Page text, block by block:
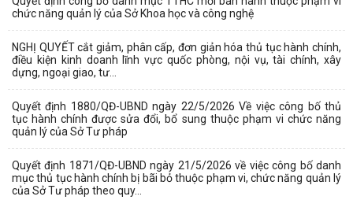
chức năng quản lý của Sở Khoa học và công nghệ
NGHỊ QUYẾT cắt giảm, phân cấp, đơn giản hóa thủ tục hành chính,
điều kiện kinh doanh lĩnh vực quốc phòng, nội vụ, tài chính, xây
dựng, ngoại giao, tư...
Quyết định 1880/QĐ-UBND ngày 22/5/2026 Về việc công bố thủ
tục hành chính được sửa đổi, bổ sung thuộc phạm vi chức năng
quản lý của Sở Tư pháp
Quyết định 1871/QĐ-UBND ngày 21/5/2026 về việc công bố danh
mục thủ tục hành chính bị bãi bỏ thuộc phạm vi, chức năng quản lý
của Sở Tư pháp theo quy...